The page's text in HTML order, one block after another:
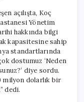
açılışta, Koç
Yönetim
hakkında bilgi
kapasitesine sahip
standartlarında
dostumuz ‘Neden
diye sordu.
milyon dolarlık bir
dedi.